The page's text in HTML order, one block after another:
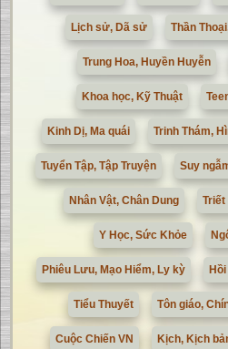
Lịch sử, Dã sử Thần
Trung Hoa, Huyền Huyễn
Khoa học, Kỹ Thuật
Kinh Dị, Ma quái Trinh Thám,
Tuyển Tập, Tập Truyện Suy
Nhân Vật, Chân Dung Triết
Y Học, Sức Khỏe
Phiêu Lưu, Mạo Hiểm, Ly kỳ
Tiểu Thuyết Tôn giáo,
Cuộc Chiến VN Kịch, Kịch